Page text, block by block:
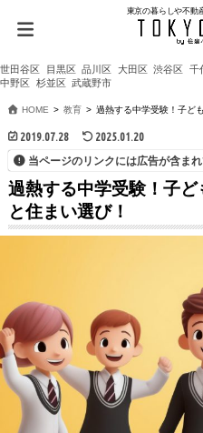
東京の暮らしや不動
世田谷区 目黒区 品川区 大田区 渋谷区 千
中野区 杉並区 武蔵野市
HOME 教育 過熱する中学受験！子ど
2019.07.28 2025.01.20
当ページのリンクには広告が含ま
過熱する中学受験！子
と住まい選び！